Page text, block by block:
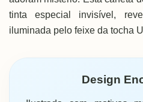
tinta especial invisível,
iluminada pelo feixe da tocha
Design